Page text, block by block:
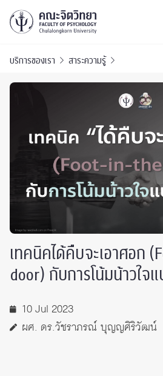
บริการของเรา สาระความรู้
เทคนิคได้คืบจะเอาศอก
door) กับการโน้มน้าวใจ
10 Jul 2023
ผศ. ดร.วัชราภรณ์ บุญญศิริวัฒน์